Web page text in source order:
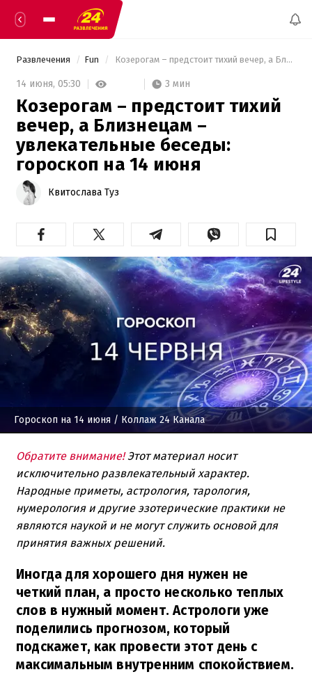
Развлечения Fun Козерогам – предстоит тихий вечер, а Близнецам – увлекательные беседы: гороскоп на 14 июня
14 июня, 05:30 3 мин
Козерогам – предстоит тихий
вечер, а Близнецам –
увлекательные беседы:
гороскоп на 14 июня
Квитослава Туз
Гороскоп на 14 июня / Коллаж 24 Канала
Обратите внимание!Этот материал носит
исключительно развлекательный характер.
Народные приметы, астрология, тарология,
нумерология и другие эзотерические практики не
являются наукой и не могут служить основой для
принятия важных решений.
Иногда для хорошего дня нужен не
четкий план, а просто несколько теплых
слов в нужный момент. Астрологи уже
поделились прогнозом, который
подскажет, как провести этот день с
максимальным внутренним спокойствием.